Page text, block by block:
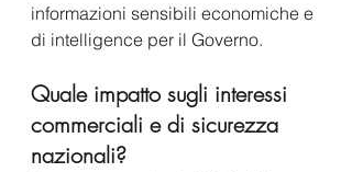
informazioni sensibili economiche e
di intelligence per il Governo.
Quale impatto sugli interessi
commerciali e di sicurezza
nazionali?